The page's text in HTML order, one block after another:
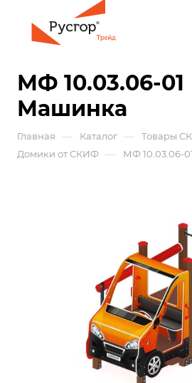
МФ 10.03.06-01
Машинка
Главная — Каталог — Товары
Домики от СКИФ — МФ 10.03.06-